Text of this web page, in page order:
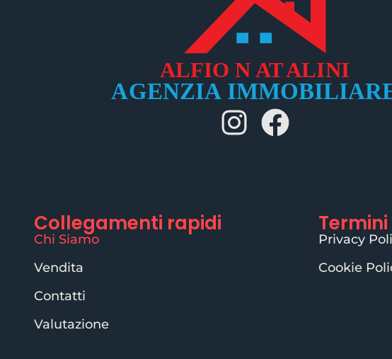
Collegamenti rapidi
Chi Siamo
Vendita
Contatti
Valutazione
Privacy
Cookie